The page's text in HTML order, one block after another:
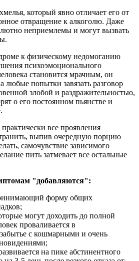
который явно отличает его от
отвращение к алкоголю. Даже
неприемлемы и могут вызвать
к физическому недомоганию
психоэмоционального
становится мрачным, он
любые попытки завязать разговор
злобой и раздражительностью,
о его постоянном пьянстве и
все проявления
выпив очередную порцию
самочувствие зависимого
пить затмевает все остальные
"добавляются":
форму общих
могут доходить до полной
проваливается в
с кошмарными и очень
на пике абстинентного